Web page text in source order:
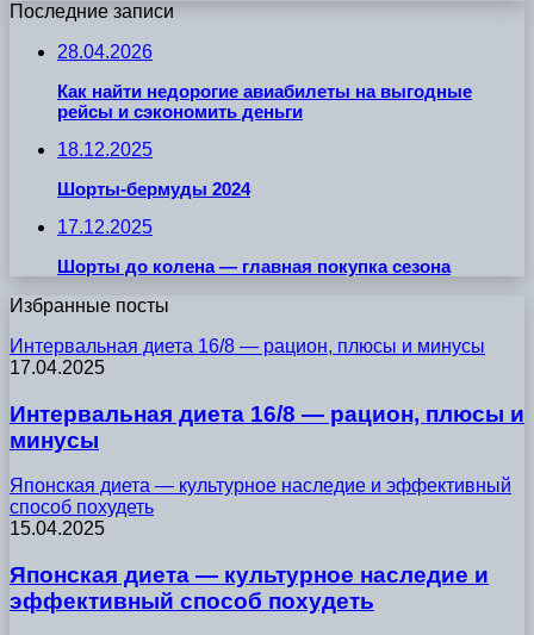
Последние записи
28.04.2026
Как найти недорогие авиабилеты на выгодные
рейсы и сэкономить деньги
18.12.2025
Шорты-бермуды 2024
17.12.2025
Шорты до колена — главная покупка сезона
Избранные посты
Интервальная диета 16/8 — рацион, плюсы и минусы
17.04.2025
Интервальная диета 16/8 — рацион, плюсы и
минусы
Японская диета — культурное наследие и эффективный
способ похудеть
15.04.2025
Японская диета — культурное наследие и
эффективный способ похудеть